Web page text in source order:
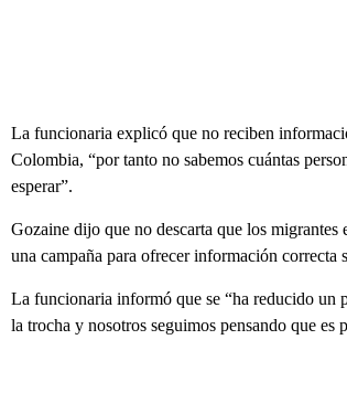
La funcionaria explicó que no reciben
Colombia, “por tanto no sabemos cuántas
esperar”.
Gozaine dijo que no descarta que los migrantes
una campaña para ofrecer información correcta
La funcionaria informó que se “ha reducido un
la trocha y nosotros seguimos pensando que es